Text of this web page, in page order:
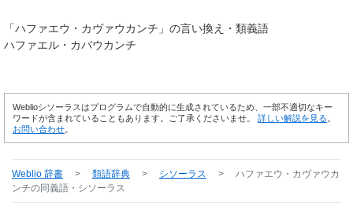
「ハファエウ・カヴァウカンチ 」の言い換え・類義語
ハファエル・カバウカンチ
Weblioシソーラスはプログラムで自動的に生成されているため、一部不適切なキー
ワードが含まれていることもあります。ご了承くださいませ。 詳しい解説を見る
お問い合わせ
Weblio 辞書 > 類語辞典 > シソーラス >
ハファエウ・カヴァウカ
ンチの同義語・シソーラス